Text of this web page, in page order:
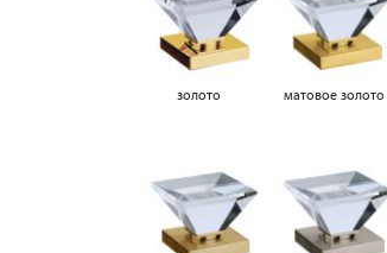
золото матовое золото